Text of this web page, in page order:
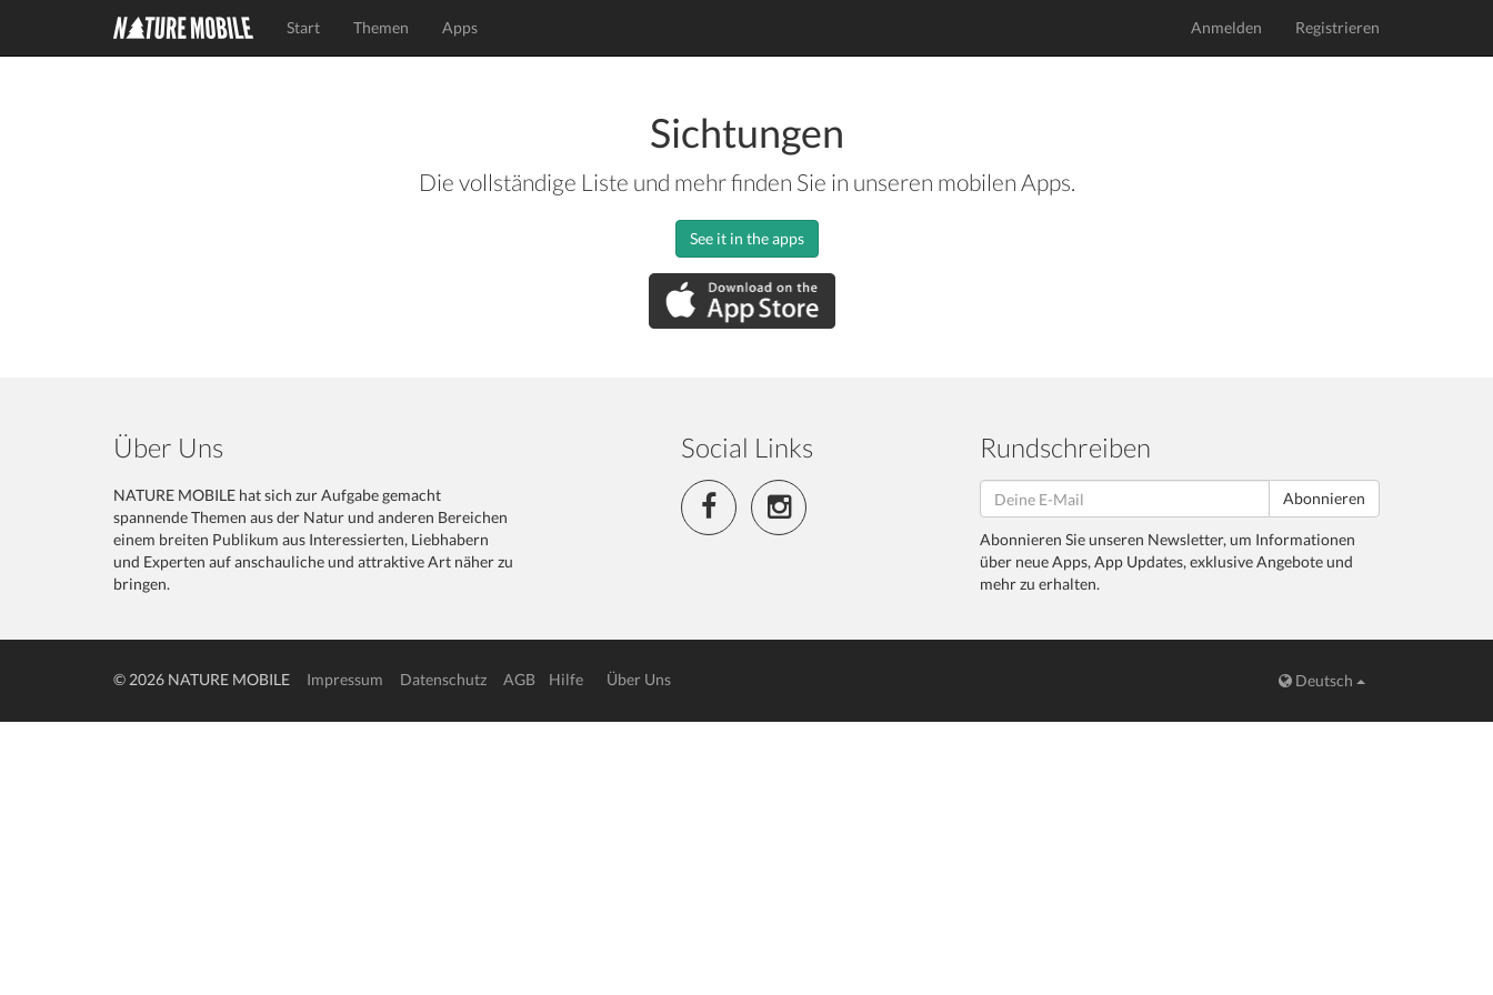
Start Themen Apps Anmelden Registrieren
Sichtungen
Die vollständige Liste und mehr finden Sie in unseren mobilen Apps.
See it in the apps
Über Uns
NATURE MOBILE hat sich zur Aufgabe gemacht
spannende Themen aus der Natur und anderen Bereichen
einem breiten Publikum aus Interessierten, Liebhabern
und Experten auf anschauliche und attraktive Art näher zu
bringen.
Social Links Rundschreiben
Abonnieren
Abonnieren Sie unseren Newsletter, um Informationen
über neue Apps, App Updates, exklusive Angebote und
mehr zu erhalten.
© 2026 NATURE MOBILE Impressum Datenschutz AGB Hilfe Über Uns Deutsch